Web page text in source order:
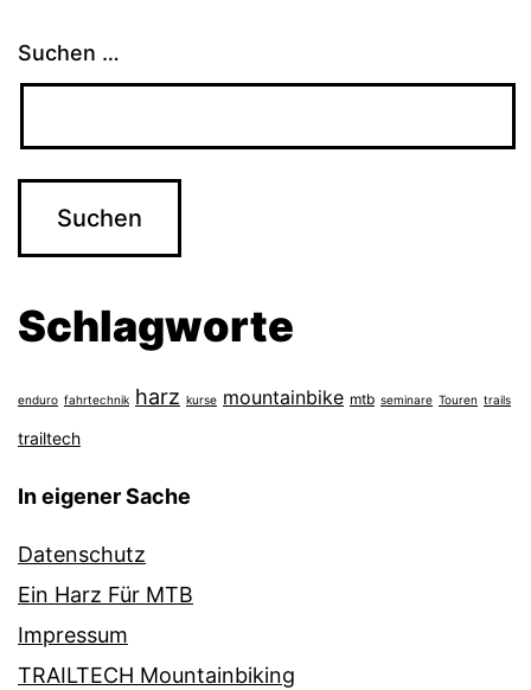
Suchen …
Schlagworte
enduro fahrtechnik harz kurse mountainbike mtb seminare Touren trails
trailtech
In eigener Sache
Datenschutz
Ein Harz Für MTB
Impressum
TRAILTECH Mountainbiking